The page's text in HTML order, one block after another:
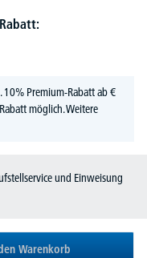
10% Premium-Rabatt ab €
möglich.Weitere
und Einweisung
Warenkorb